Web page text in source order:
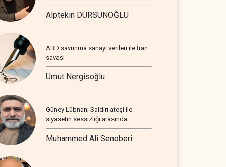
Alptekin DURSUNOĞLU
ABD savunma sanayi verileri ile İran
savaşı
Umut Nergisoğlu
Güney Lübnan; Saldırı ateşi ile
siyasetin sessizliği arasında
Muhammed Ali Senoberi